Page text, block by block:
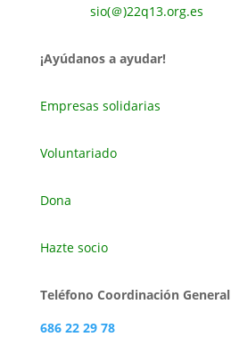
sio(＠)22q13.org.es
¡Ayúdanos a ayudar!
Empresas solidarias
Voluntariado
Dona
Hazte socio
Teléfono Coordinación General
686 22 29 78